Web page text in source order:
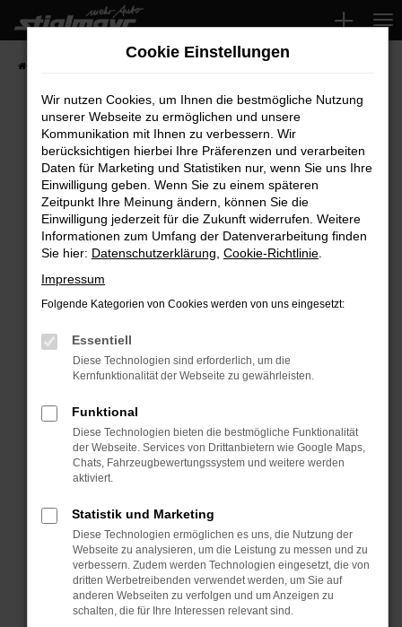
Zum
Hauptinhalt
springen
Fehler: Network Error
Beim Laden ist ein Fehler aufgetreten.
Hier sind ein paar Tipps, die dir helfen können:
Überprüfe deine Firewall und deine
Internetverbindung.
Laden andere Webseiten, zum Beispiel deine
Manche Erweiterungen, wie Werbeblocker,
können das Laden bestimmter Seiten
verhindern. Funktioniert die Seite in einem
Fenster?
Starte dein Gerät neu.
Das kann manchmal helfen, vorübergehende
Probleme zu beheben.
Stelle sicher, dass dein Browser und dein
Betriebssystem auf dem neuesten Stand
sind.
Veraltete Software birgt nicht nur ein
Sicherheitsrisiko, sondern kann auch dazu
führen, dass bestimmte Funktionen nicht mehr
Cookie Einstellungen
Wir nutzen Cookies, um Ihnen die bestmögliche Nutzung
unserer Webseite zu ermöglichen und unsere
Kommunikation mit Ihnen zu verbessern. Wir
berücksichtigen hierbei Ihre Präferenzen und verarbeiten
Daten für Marketing und Statistiken nur, wenn Sie uns Ihre
Einwilligung geben. Wenn Sie zu einem späteren
Zeitpunkt Ihre Meinung ändern, können Sie die
Einwilligung jederzeit für die Zukunft widerrufen. Weitere
Informationen zum Umfang der Datenverarbeitung finden
Sie hier: Datenschutzerklärung Cookie-Richtlinie
Impressum
Folgende Kategorien von Cookies werden von uns eingesetzt:
Essentiell
Diese Technologien sind erforderlich, um die
Kernfunktionalität der Webseite zu gewährleisten.
Funktional
Diese Technologien bieten die bestmögliche Funktionalität
der Webseite. Services von Drittanbietern wie Google Maps,
Chats, Fahrzeugbewertungssystem und weitere werden
aktiviert.
Statistik und Marketing
Diese Technologien ermöglichen es uns, die Nutzung der
Webseite zu analysieren, um die Leistung zu messen und zu
verbessern. Zudem werden Technologien eingesetzt, die von
dritten Werbetreibenden verwendet werden, um Sie auf
anderen Webseiten zu verfolgen und um Anzeigen zu
schalten, die für Ihre Interessen relevant sind.